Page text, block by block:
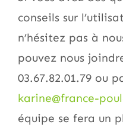
conseils sur
n’hésitez pas à
pouvez nous
03.67.82.01.79 ou
karine@france-
équipe se fera un